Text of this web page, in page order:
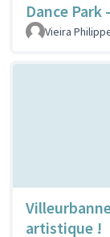
Dance Park
Vieira
artistique !